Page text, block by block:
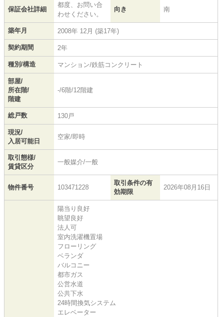
保証会社詳細
都度、お問い合
わせください。
向き 南
築年月 2008年 12月 (築17年)
契約期間 2年
種別/構造 マンション/鉄筋コンクリート
部屋/
所在階/
階建
-/6階/12階建
総戸数 130戸
現況/
入居可能日
空家/即時
取引態様/
賃貸区分
一般媒介/一般
物件番号 103471228
取引条件の有
効期限
2026年08月16日
陽当り良好
眺望良好
法人可
室内洗濯機置場
フローリング
ベランダ
バルコニー
都市ガス
公営水道
公共下水
24時間換気システム
エレベーター